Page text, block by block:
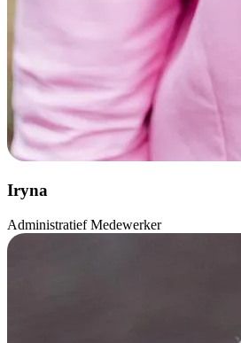
Iryna
Administratief Medewerker